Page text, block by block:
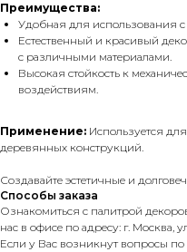
Преимущества:
Удобная для использования
Естественный и красивый
с различными материалами.
Высокая стойкость к
воздействиям.
Применение: Используется
деревянных конструкций.
Создавайте эстетичные и
Способы заказа
Ознакомиться с палитрой
нас в офисе по адресу: г. Москва,
Если у Вас возникнут вопросы